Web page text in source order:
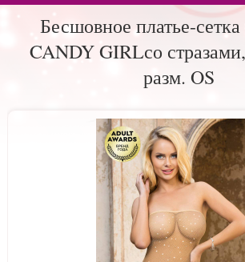
Бесшовное платье-
CANDY GIRLсо
разм. OS